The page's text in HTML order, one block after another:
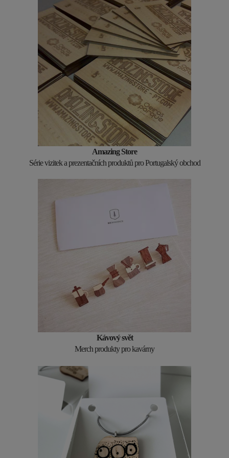
Amazing Store
Série vizitek a prezentačních produktů pro Portugalský obchod
Kávový svět
Merch produkty pro kavárny